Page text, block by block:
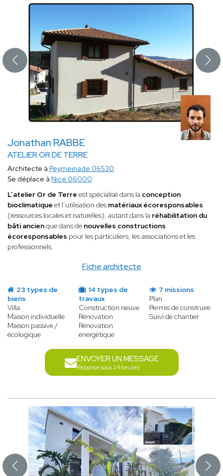
Jonathan RABBE
ATELIER OR DE TERRE
Fiche architecte
Architecte à Peymeinade 06530
Se déplace à Nice 06000
L’atelier Or de Terre est spécialisé dans la conception
bioclimatique et l’utilisation des matériaux écoresponsables
(ressources locales et naturelles), autant dans la réhabilitation du
bâti ancienque dans de nouvelles constructions
écoresponsables pour les particuliers, les associations et les
professionnels.
23 types de
biens
Villa
Maison individuelle
Maison passive /
écologique
14 types de
travaux
Construction neuve
Rénovation
Rénovation
énergétique
7 missions
Plan
Permis de construire
Suivi de chantier
ENVOYER UN MESSAGE
Réponse sous 24 heures